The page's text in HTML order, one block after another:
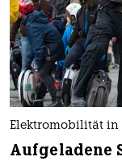
Elektromobilität in
Aufgeladene